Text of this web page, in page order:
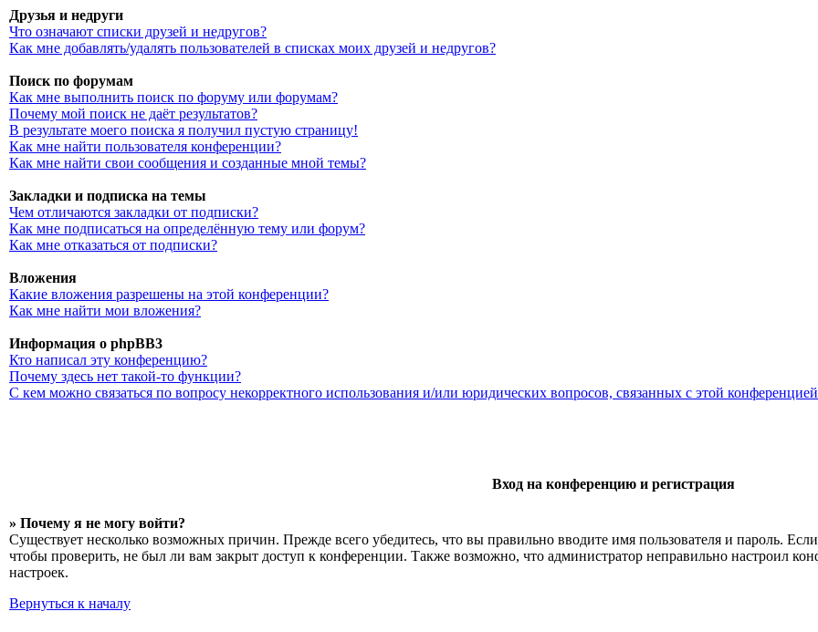
Друзья и недруги
Что означают списки друзей и недругов?
Как мне добавлять/удалять пользователей в списках моих друзей и недругов?
Поиск по форумам
Как мне выполнить поиск по форуму или форумам?
Почему мой поиск не даёт результатов?
В результате моего поиска я получил пустую страницу!
Как мне найти пользователя конференции?
Как мне найти свои сообщения и созданные мной темы?
Закладки и подписка на темы
Чем отличаются закладки от подписки?
Как мне подписаться на определённую тему или форум?
Как мне отказаться от подписки?
Вложения
Какие вложения разрешены на этой конференции?
Как мне найти мои вложения?
Информация о phpBB3
Кто написал эту конференцию?
Почему здесь нет такой-то функции?
С кем можно связаться по вопросу некорректного использования и/или юридических вопросов, связанных с этой
Вход на конференцию и регистрация
» Почему я не могу войти?
Существует несколько возможных причин. Прежде всего убедитесь, что вы правильно вводите имя пользователя и пароль.
чтобы проверить, не был ли вам закрыт доступ к конференции. Также возможно, что администратор неправильно настроил
настроек.
Вернуться к началу